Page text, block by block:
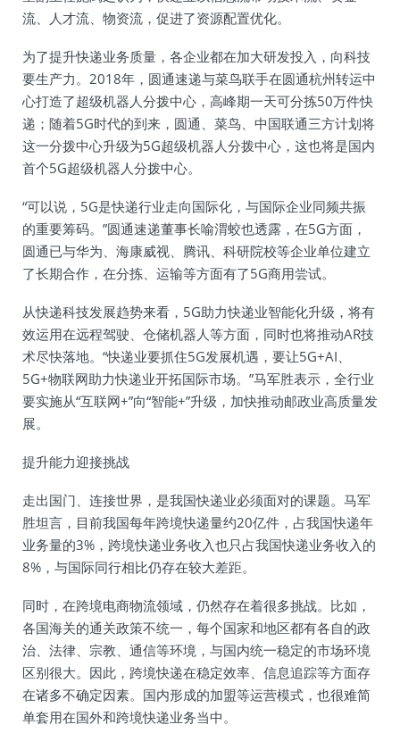
流、人才流、物资流，促进了资源配置优化。
为了提升快递业务质量，各企业都在加大研发投入，向科技
要生产力。2018年，圆通速递与菜鸟联手在圆通杭州转运中
心打造了超级机器人分拨中心，高峰期一天可分拣50万件快
递；随着5G时代的到来，圆通、菜鸟、中国联通三方计划将
这一分拨中心升级为5G超级机器人分拨中心，这也将是国内
首个5G超级机器人分拨中心。
“可以说，5G是快递行业走向国际化，与国际企业同频共振
的重要筹码。”圆通速递董事长喻渭蛟也透露，在5G方面，
圆通已与华为、海康威视、腾讯、科研院校等企业单位建立
了长期合作，在分拣、运输等方面有了5G商用尝试。
从快递科技发展趋势来看，5G助力快递业智能化升级，将有
效运用在远程驾驶、仓储机器人等方面，同时也将推动AR技
术尽快落地。“快递业要抓住5G发展机遇，要让5G+AI、
5G+物联网助力快递业开拓国际市场。”马军胜表示，全行业
要实施从“互联网+”向“智能+”升级，加快推动邮政业高质量发
展。
提升能力迎接挑战
走出国门、连接世界，是我国快递业必须面对的课题。马军
胜坦言，目前我国每年跨境快递量约20亿件，占我国快递年
业务量的3%，跨境快递业务收入也只占我国快递业务收入的
8%，与国际同行相比仍存在较大差距。
同时，在跨境电商物流领域，仍然存在着很多挑战。比如，
各国海关的通关政策不统一，每个国家和地区都有各自的政
治、法律、宗教、通信等环境，与国内统一稳定的市场环境
区别很大。因此，跨境快递在稳定效率、信息追踪等方面存
在诸多不确定因素。国内形成的加盟等运营模式，也很难简
单套用在国外和跨境快递业务当中。